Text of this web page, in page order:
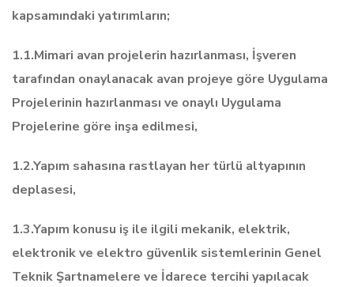
kapsamındaki yatırımların;
1.1.Mimari avan projelerin hazırlanması, İşveren
tarafından onaylanacak avan projeye göre Uygulama
Projelerinin hazırlanması ve onaylı Uygulama
Projelerine göre inşa edilmesi,
1.2.Yapım sahasına rastlayan her türlü altyapının
deplasesi,
1.3.Yapım konusu iş ile ilgili mekanik, elektrik,
elektronik ve elektro güvenlik sistemlerinin Genel
Teknik Şartnamelere ve İdarece tercihi yapılacak